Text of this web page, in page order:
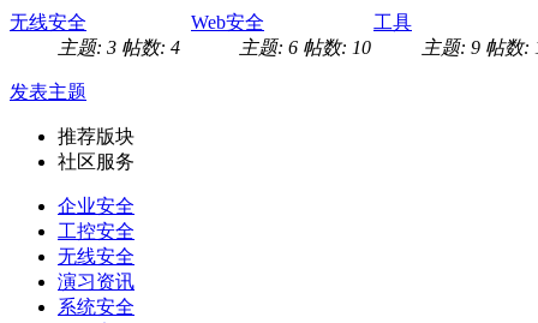
无线安全
主题: 3 帖数: 4
Web安全
主题: 6 帖数: 10
工具
主题: 9 帖数:
发表主题
推荐版块
社区服务
企业安全
工控安全
无线安全
演习资讯
系统安全